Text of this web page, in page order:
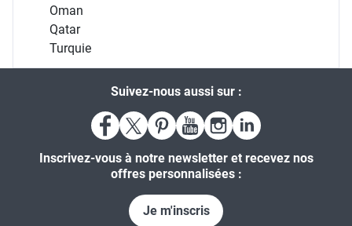
Oman
Qatar
Turquie
Suivez-nous aussi sur :
Inscrivez-vous à notre newsletter et recevez nos
offres personnalisées :
Je m'inscris